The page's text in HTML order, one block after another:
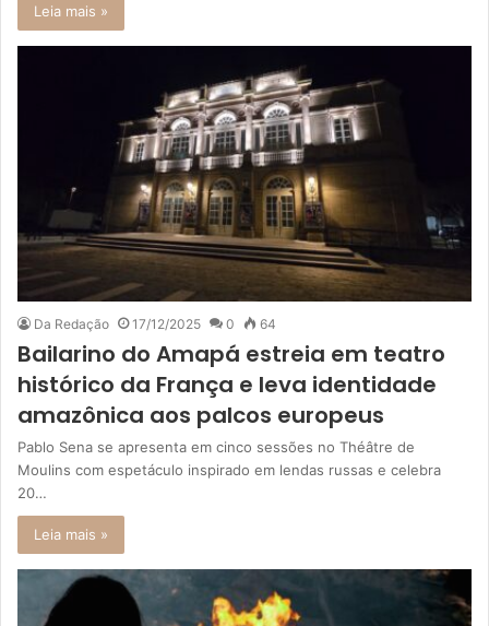
Leia mais »
Da Redação 17/12/2025 0 64
Bailarino do Amapá estreia em teatro
histórico da França e leva identidade
amazônica aos palcos europeus
Pablo Sena se apresenta em cinco sessões no Théâtre de
Moulins com espetáculo inspirado em lendas russas e celebra
20…
Leia mais »